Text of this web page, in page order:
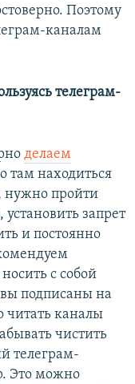
Поэтому
каналам
телеграм-
делаем
там находиться
нужно пройти
запрет
и постоянно
с собой
вы подписаны на
каналы
чистить
телеграм-
Это можно